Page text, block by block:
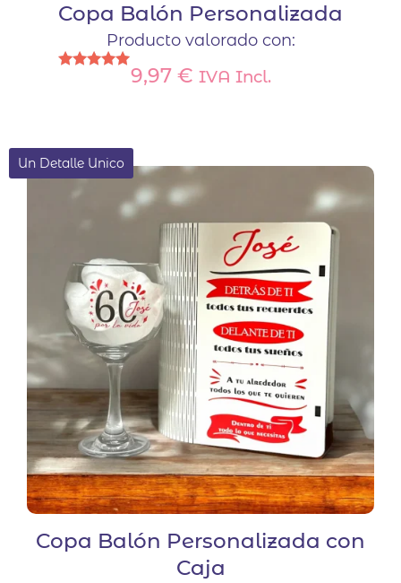
Copa Balón Personalizada
Producto valorado con:
9,97 € IVA Incl.
Un Detalle Unico
Copa Balón Personalizada con
Caja